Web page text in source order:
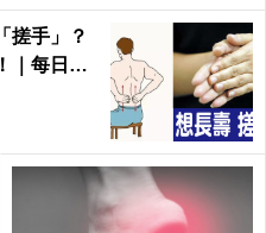
搓手」？
｜每日健